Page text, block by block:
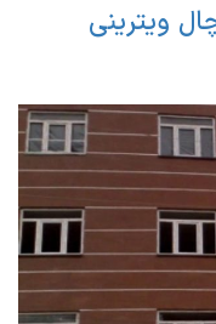
ویترینی